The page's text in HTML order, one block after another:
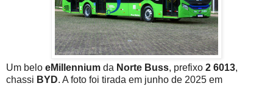
Um belo eMillennium da Norte Buss, prefixo 2 6013,
chassi BYD. A foto foi tirada em junho de 2025 em